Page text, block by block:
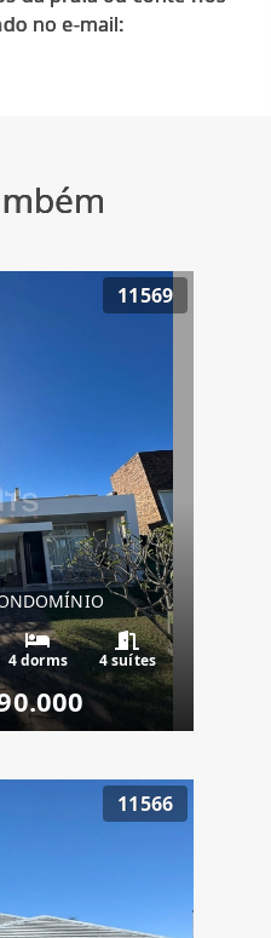
no e-mail:
11569
4 dorms 4 suítes
11566